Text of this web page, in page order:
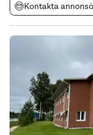
Kontakta